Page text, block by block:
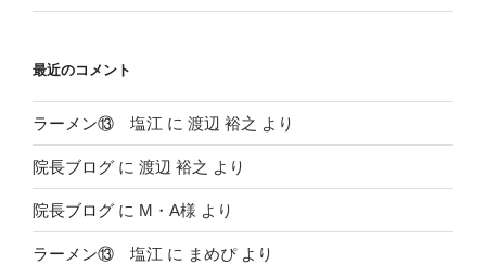
最近のコメント
ラーメン⑬ 塩江 に 渡辺 裕之 より
院長ブログ に 渡辺 裕之 より
院長ブログ に M・A様 より
ラーメン⑬ 塩江 に まめぴより